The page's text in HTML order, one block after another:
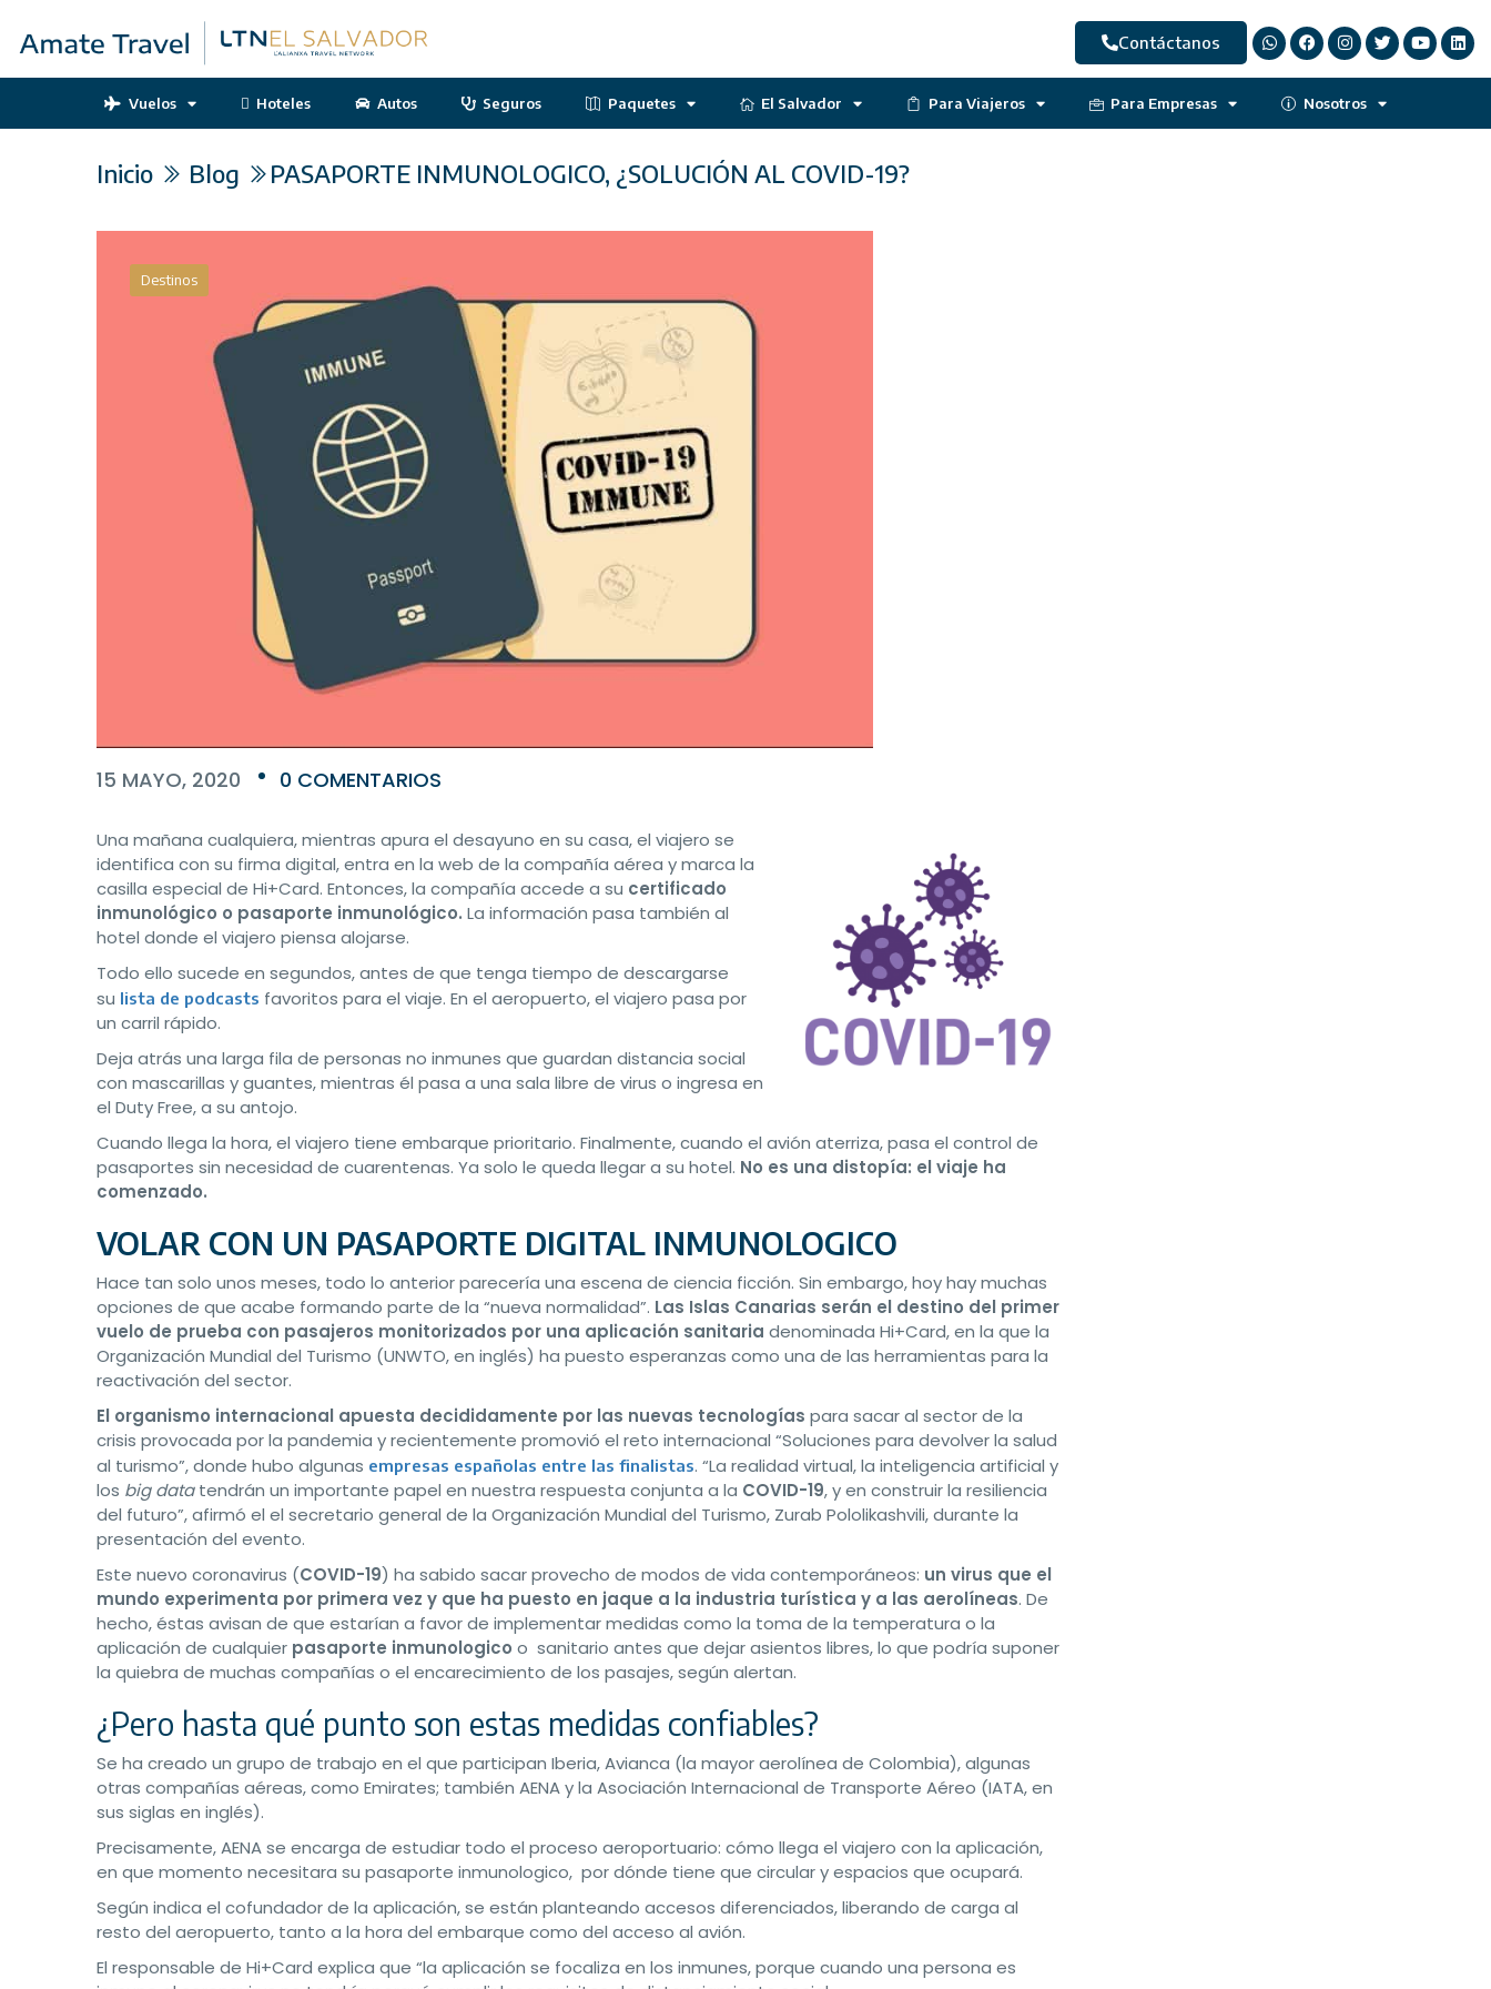
Contáctanos
Vuelos Hoteles Autos Seguros Paquetes El Salvador Para Viajeros Para Empresas Nosotros
Inicio Blog PASAPORTE INMUNOLOGICO, ¿SOLUCIÓN AL COVID-19?
Destinos
15 MAYO, 2020 0 COMENTARIOS
Una mañana cualquiera, mientras apura el desayuno en su casa, el viajero se
identifica con su firma digital, entra en la web de la compañía aérea y marca la
casilla especial de Hi+Card. Entonces, la compañía accede a su certificado
inmunológico o pasaporte inmunológico. La información pasa también al
hotel donde el viajero piensa alojarse.
Todo ello sucede en segundos, antes de que tenga tiempo de descargarse
su lista de podcasts favoritos para el viaje. En el aeropuerto, el viajero pasa por
un carril rápido.
Deja atrás una larga fila de personas no inmunes que guardan distancia social
con mascarillas y guantes, mientras él pasa a una sala libre de virus o ingresa en
el Duty Free, a su antojo.
Cuando llega la hora, el viajero tiene embarque prioritario. Finalmente, cuando el avión aterriza, pasa el control de
pasaportes sin necesidad de cuarentenas. Ya solo le queda llegar a su hotel. No es una distopía: el viaje ha
comenzado.
VOLAR CON UN PASAPORTE DIGITAL INMUNOLOGICO
Hace tan solo unos meses, todo lo anterior parecería una escena de ciencia ficción. Sin embargo, hoy hay muchas
opciones de que acabe formando parte de la “nueva normalidad”. Las Islas Canarias serán el destino del primer
vuelo de prueba con pasajeros monitorizados por una aplicación sanitaria denominada Hi+Card, en la que la
Organización Mundial del Turismo (UNWTO, en inglés) ha puesto esperanzas como una de las herramientas para la
reactivación del sector.
El organismo internacional apuesta decididamente por las nuevas tecnologías para sacar al sector de la
crisis provocada por la pandemia y recientemente promovió el reto internacional “Soluciones para devolver la salud
al turismo”, donde hubo algunas empresas españolas entre las finalistas. “La realidad virtual, la inteligencia artificial y
los big datatendrán un importante papel en nuestra respuesta conjunta a la COVID-19, y en construir la resiliencia
del futuro”, afirmó el el secretario general de la Organización Mundial del Turismo, Zurab Pololikashvili, durante la
presentación del evento.
Este nuevo coronavirus (COVID-19) ha sabido sacar provecho de modos de vida contemporáneos: un virus que el
mundo experimenta por primera vez y que ha puesto en jaque a la industria turística y a las aerolíneas. De
hecho, éstas avisan de que estarían a favor de implementar medidas como la toma de la temperatura o la
aplicación de cualquier pasaporte inmunologico o sanitario antes que dejar asientos libres, lo que podría suponer
la quiebra de muchas compañías o el encarecimiento de los pasajes, según alertan.
¿Pero hasta qué punto son estas medidas confiables?
Se ha creado un grupo de trabajo en el que participan Iberia, Avianca (la mayor aerolínea de Colombia), algunas
otras compañías aéreas, como Emirates; también AENA y la Asociación Internacional de Transporte Aéreo (IATA, en
sus siglas en inglés).
Precisamente, AENA se encarga de estudiar todo el proceso aeroportuario: cómo llega el viajero con la aplicación,
en que momento necesitara su pasaporte inmunologico, por dónde tiene que circular y espacios que ocupará.
Según indica el cofundador de la aplicación, se están planteando accesos diferenciados, liberando de carga al
resto del aeropuerto, tanto a la hora del embarque como del acceso al avión.
El responsable de Hi+Card explica que “la aplicación se focaliza en los inmunes, porque cuando una persona es